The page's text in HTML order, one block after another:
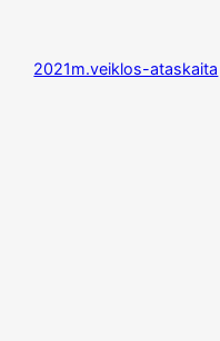
2021m.veiklos-ataskaita